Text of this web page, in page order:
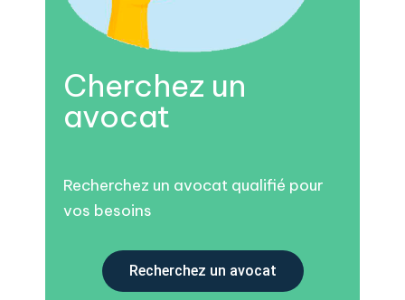
Cherchez un
avocat
Recherchez un avocat qualifié pour
vos besoins
Recherchez un avocat